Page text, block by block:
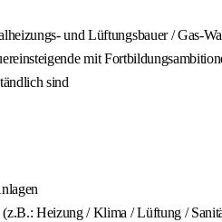
und Lüftungsbauer / Gas-
mit
sind
(z.B.: Heizung / Klima / Lüftung /